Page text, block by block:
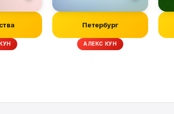
Петербург
АЛЕКС КУН